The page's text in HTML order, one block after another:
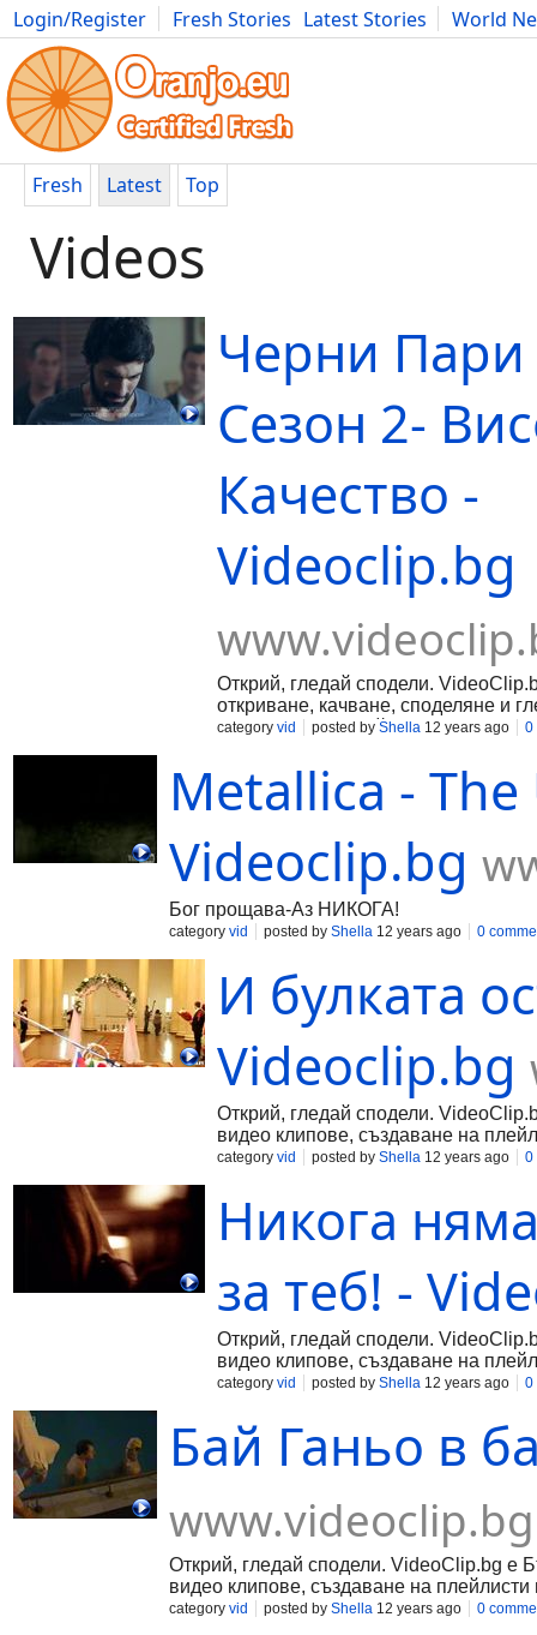
Login/Register Fresh Stories Latest Stories
World
Movies Anime Music Art Cars Advice Science
Fresh Latest Top
Videos
Черни
Сезон 2-
Качество -
Videoclip.bg
Открий, гледай сподели.
откриване, качване, споделяне и
създаване на плейлисти и
category vid posted by Shella 12 years ago 0
Metallica -
Videoclip.bg
Бог прощава-Аз НИКОГА!
category vid posted by Shella 12 years ago 0
И булката
Videoclip.bg
Открий, гледай сподели.
видео клипове, създаване на
category vid posted by Shella 12 years ago 0
Никога
за теб! -
Открий, гледай сподели.
видео клипове, създаване на
category vid posted by Shella 12 years ago 0
Бай Ганьо в
www.videoclip.bg
Открий, гледай сподели. VideoClip.bg е
видео клипове, създаване на плейлисти
category vid posted by Shella 12 years ago 0